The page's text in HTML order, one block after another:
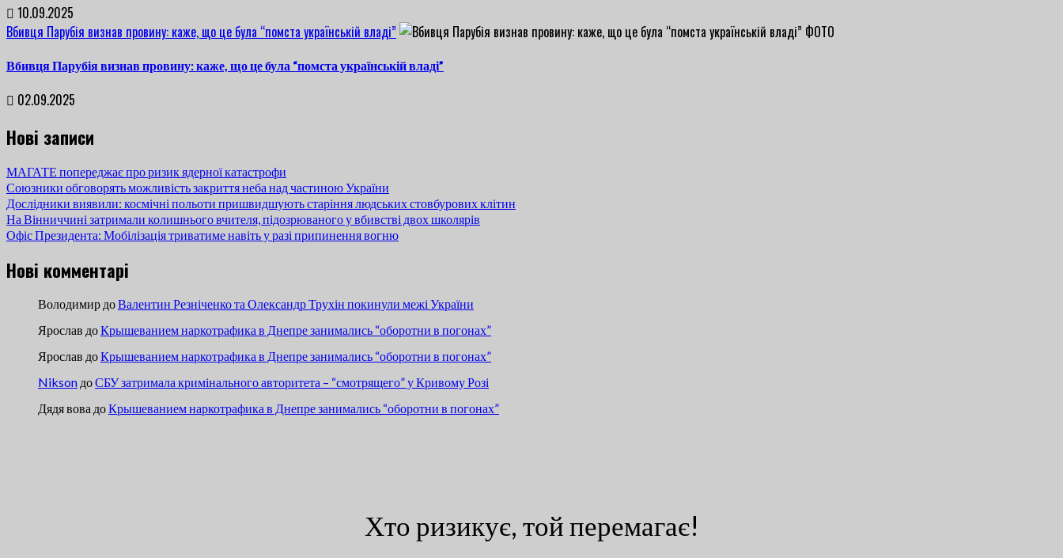
10.09.2025
Вбивця Парубія визнав провину: каже, що це була “помста українській владі”
Вбивця Парубія визнав провину: каже, що це була “помста українській владі”
02.09.2025
Нові записи
МАГАТЕ попереджає про ризик ядерної катастрофи
Союзники обговорять можливість закриття неба над частиною України
Дослідники виявили: космічні польоти пришвидшують старіння людських стовбурових клітин
На Вінниччині затримали колишнього вчителя, підозрюваного у вбивстві двох школярів
Офіс Президента: Мобілізація триватиме навіть у разі припинення вогню
Нові комментарі
Володимир доВалентин Резніченко та Олександр Трухін покинули межі України
Ярослав доКрышеванием наркотрафика в Днепре занимались “оборотни в погонах”
Ярослав доКрышеванием наркотрафика в Днепре занимались “оборотни в погонах”
Nikson доСБУ затримала кримінального авторитета – “смотрящего” у Кривому Розі
Дядя вова доКрышеванием наркотрафика в Днепре занимались “оборотни в погонах”
Хто ризикує, той перемагає!